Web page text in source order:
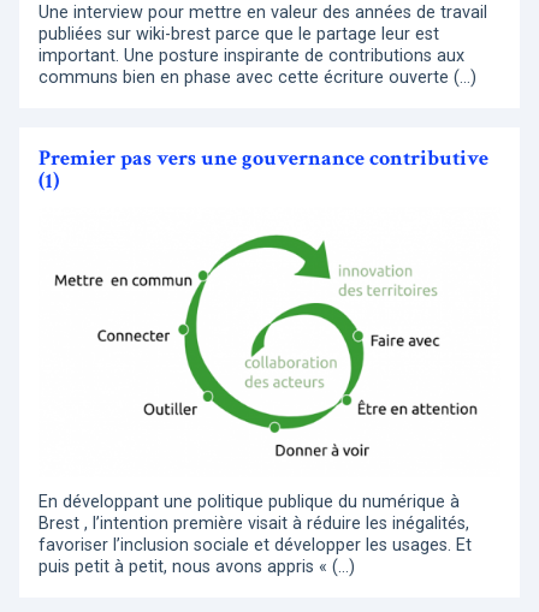
Une interview pour mettre en valeur des années de travail
publiées sur wiki-brest parce que le partage leur est
important. Une posture inspirante de contributions aux
communs bien en phase avec cette écriture ouverte (…)
Premier pas vers une gouvernance contributive
(1)
En développant une politique publique du numérique à
Brest , l’intention première visait à réduire les inégalités,
favoriser l’inclusion sociale et développer les usages. Et
puis petit à petit, nous avons appris « (…)